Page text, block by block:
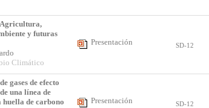
y futuras
Climático
Presentación SD-12
gases de efecto
una línea de
de carbono
Presentación SD-12